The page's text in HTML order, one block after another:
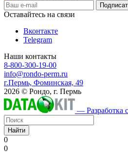
Оставайтесь на связи
Вконтакте
Telegram
Наши контакты
8-800-300-19-00
info@rondo-perm.ru
г.Пермь, Фоминская, 49
2026 © Рондо, г. Пермь
— Разработка
Найти
0
0